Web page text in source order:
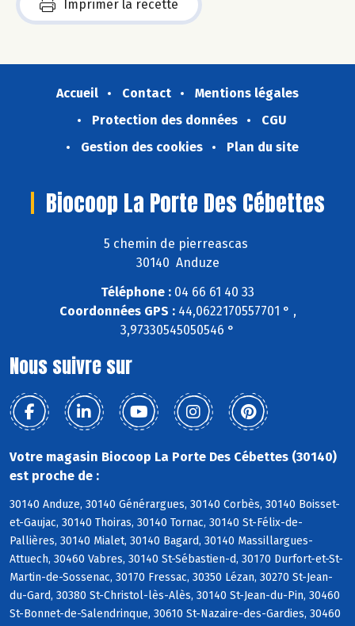
Imprimer la recette
Accueil Contact
Mentions légales
Protection des données
CGU
Gestion des cookies
Plan du site
Biocoop La Porte Des Cébettes
5 chemin de pierreascas
30140 Anduze
Téléphone : 04 66 61 40 33
Coordonnées GPS :44,0622170557701 ° ,
3,97330545050546 °
Nous suivre sur
Votre magasin Biocoop La Porte Des Cébettes (30140)
est proche de :
30140 Anduze, 30140 Générargues, 30140 Corbès, 30140 Boisset-
et-Gaujac, 30140 Thoiras, 30140 Tornac, 30140 St-Félix-de-
Pallières, 30140 Mialet, 30140 Bagard, 30140 Massillargues-
Attuech, 30460 Vabres, 30140 St-Sébastien-d, 30170 Durfort-et-St-
Martin-de-Sossenac, 30170 Fressac, 30350 Lézan, 30270 St-Jean-
du-Gard, 30380 St-Christol-lès-Alès, 30140 St-Jean-du-Pin, 30460
St-Bonnet-de-Salendrinque, 30610 St-Nazaire-des-Gardies, 30460